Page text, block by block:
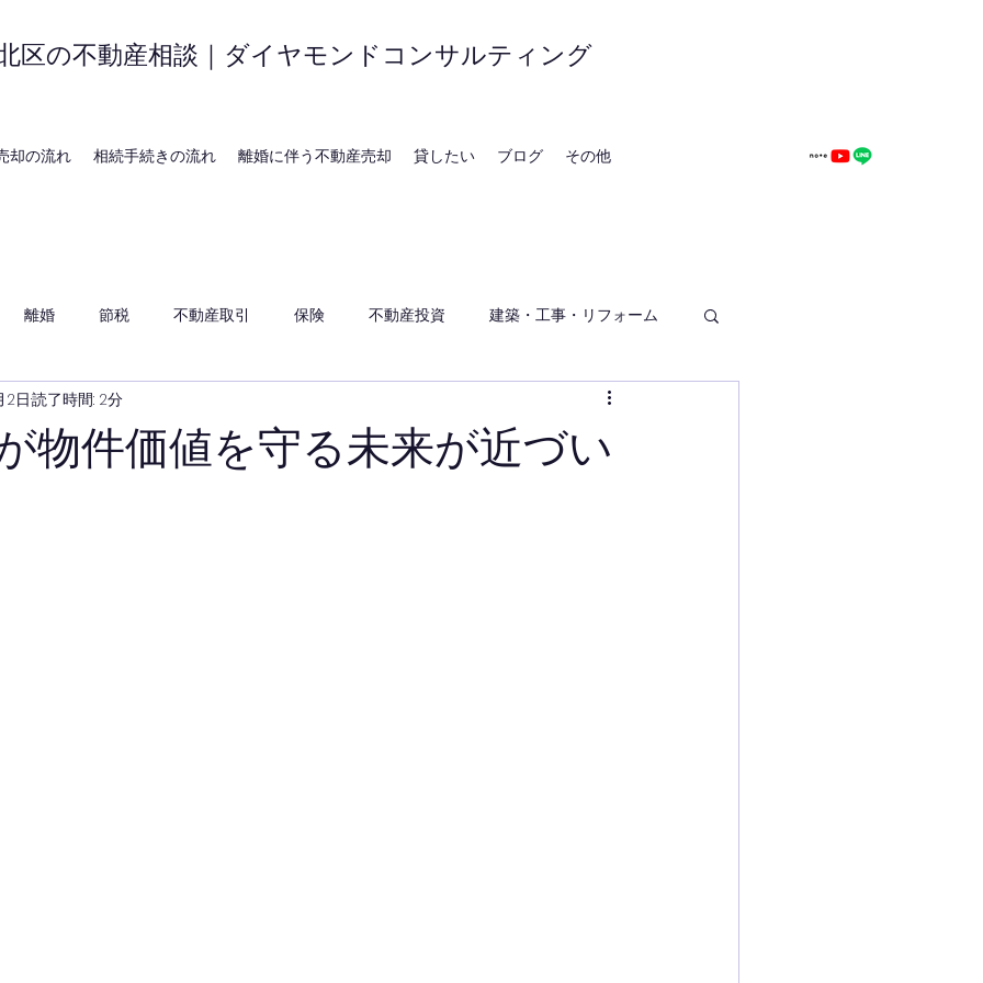
区の不動産相談｜ダイヤモンドコンサルティング
却の流れ 相続手続きの流れ 離婚に伴う不動産売却 貸したい ブログ その他
離婚 節税 不動産取引 保険 不動産投資 建築・工事・リフォーム
物件価値を守る未来が近づい
2日読了時間: 2分